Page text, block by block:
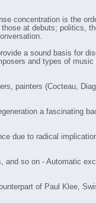
concentration is the
at debuts; politics,
a sound basis for
and types of music
painters (Cocteau,
a fascinating
due to radical
and so on - Automatic
of Paul Klee,